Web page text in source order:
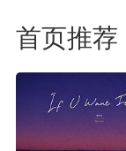
首页推荐